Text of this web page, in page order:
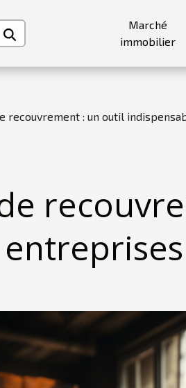
Marché
immobilier
recouvrement : un outil